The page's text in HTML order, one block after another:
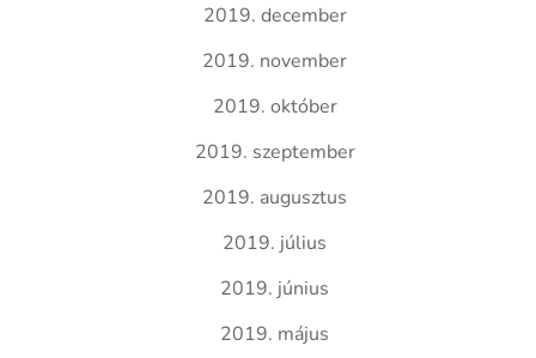
2019. december
2019. november
2019. október
2019. szeptember
2019. augusztus
2019. július
2019. június
2019. május